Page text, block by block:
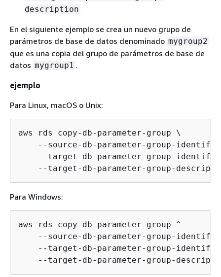
description
En el siguiente ejemplo se crea un nuevo grupo de
parámetros de base de datos denominado mygroup2
que es una copia del grupo de parámetros de base de
datos mygroup1 .
ejemplo
Para Linux, macOS o Unix:
aws rds copy-db-parameter-group \
--source-db-parameter-group-
--target-db-parameter-group-
--target-db-parameter-group-
Para Windows:
aws rds copy-db-parameter-group ^
--source-db-parameter-group-
--target-db-parameter-group-
--target-db-parameter-group-